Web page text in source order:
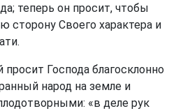
теперь он просит, чтобы
сторону Своего характера и
просит Господа благосклонно
народ на земле и
«в деле рук